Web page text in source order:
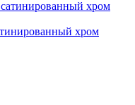
хром